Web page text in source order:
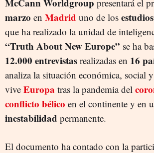
McCann Worldgroup presentará el
marzo en Madrid uno de los estudios
que ha realizado la unidad de
“Truth About New Europe” se ha
12.000 entrevistas realizadas en 16
analiza la situación económica, social
vive Europa tras la pandemia del
conflicto bélico en el continente y en
inestabilidad permanente.
El documento ha contado con la